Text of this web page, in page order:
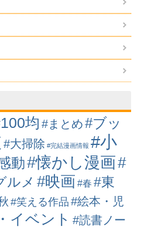
均 #まとめ #ブッ
#大掃除 #完結漫画情報 #小
動#懐かし漫画#
ルメ #映画 #春 #東
#笑える作品 #絵本・児
イベント #読書ノー